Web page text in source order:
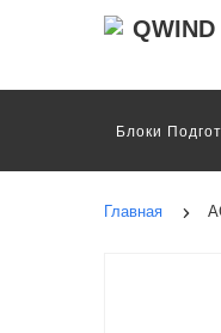
Блоки
Motion
Главная